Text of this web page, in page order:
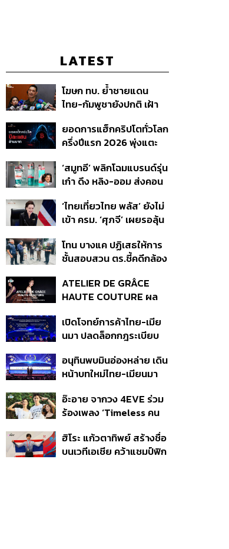
LATEST
โฆษก ทบ. ย้ำชายแดน
ไทย-กัมพูชายังปกติ เฝ้า
ไม่เสียเปรียบเวทีโลก หลัง
กัมพูชายื่น UN รับรอง
ยอดการแฮ็กคริปโตทั่วโลก
ครึ่งปีแรก 2026 พุ่งแตะ
‘สมูทอี’ พลิกโฉมแบรนด์รุ่น
เก๋า ดึง หลิง-ออม ส่งคอน
สกินแคร์ชะลอตัว
‘ไทยเที่ยวไทย พลัส’ ยังไม่
เข้า ครม. ‘ศุภจี’ เผยรอลุ้น
กระจุกตัว
โทน บางแค ปฏิเสธให้การ
ชั้นสอบสวน ตร.ชี้คดีกล้อง
40 ราย ไม่เกี่ยวคดีมาดาม
เก่ง
ATELIER DE GRÂCE
HAUTE COUTURE ผล
ดีไซเนอร์ระดับตำนานของ
ประเทศไทย
เปิดโจทย์การค้าไทย-เมีย
นมา ปลดล็อกกฎระเบียบ
มั่นนักลงทุน ทำอย่างไร?
อนุทินพบมินอ่องหล่าย เดิน
หน้าบทใหม่ไทย-เมียนมา
การค้า-การลงทุน
อ๊ะอาย จากวง 4EVE ร่วม
ร้องเพลง ‘Timeless คน
ภาพยนตร์ Her in Frame
ฮิโระ แก้วตาทิพย์ สร้างชื่อ
บนเวทีเอเชีย คว้าแชมป์ฟิก